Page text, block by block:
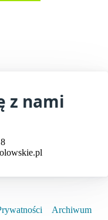
z nami
Archiwum